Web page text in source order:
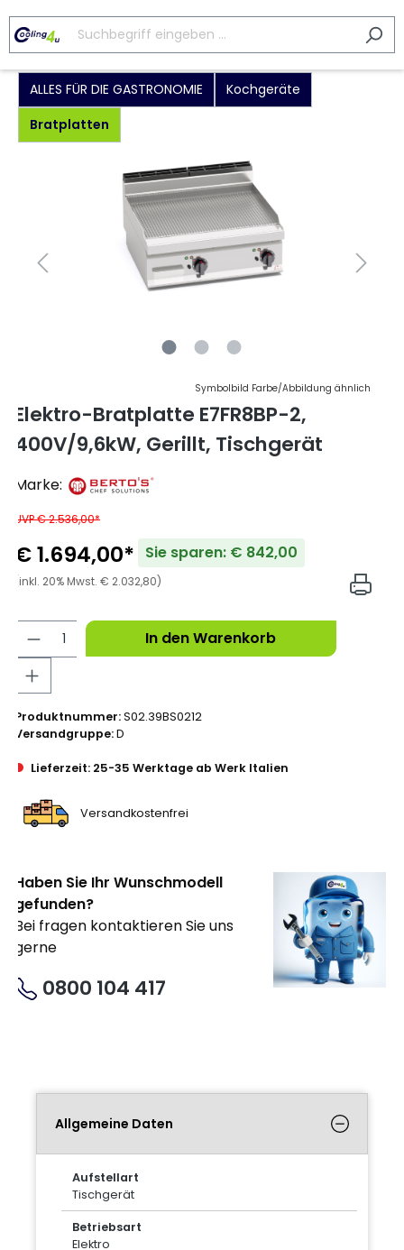
ALLES FÜR DIE GASTRONOMIE
Kochgeräte
Bratplatten
Symbolbild Farbe/Abbildung ähnlich
Elektro-Bratplatte E7FR8BP-2,
400V/9,6kW, Gerillt, Tischgerät
Marke:
UVP € 2.536,00*
€ 1.694,00* Sie sparen: € 842,00
(inkl. 20% Mwst. € 2.032,80)
In den Warenkorb
Produktnummer:S02.39BS0212
Versandgruppe:D
Lieferzeit: 25-35 Werktage ab Werk Italien
Versandkostenfrei
Haben Sie Ihr Wunschmodell
gefunden?
Bei fragen kontaktieren Sie uns
gerne
0800 104 417
Allgemeine Daten
Aufstellart
Tischgerät
Betriebsart
Elektro